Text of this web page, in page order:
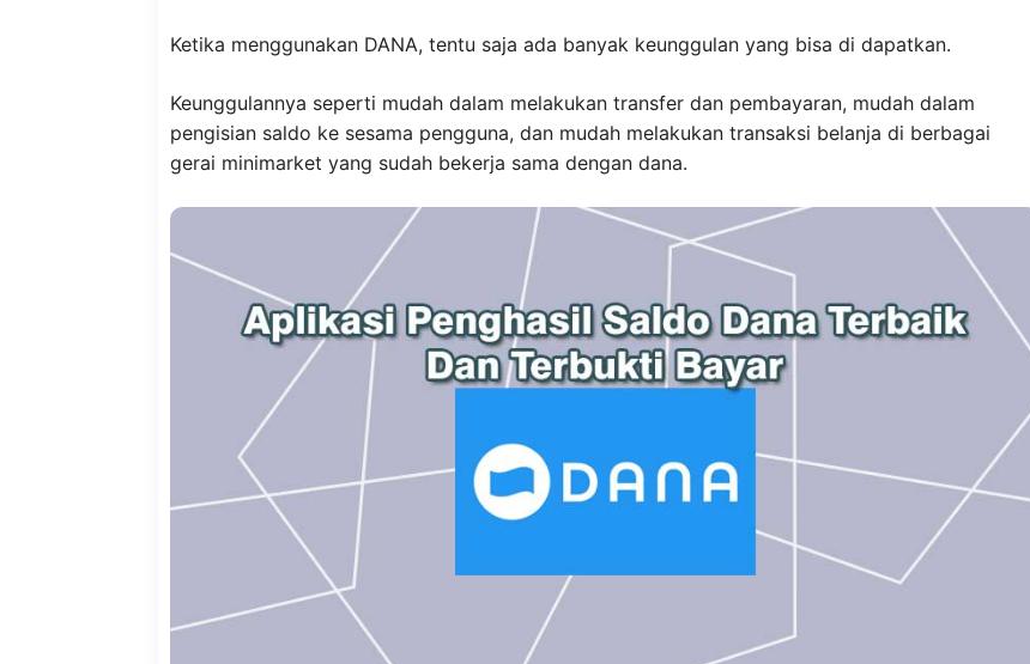
Ketika menggunakan DANA, tentu saja ada banyak keunggulan yang bisa di dapatkan.
Keunggulannya seperti mudah dalam melakukan transfer dan pembayaran, mudah dalam
pengisian saldo ke sesama pengguna, dan mudah melakukan transaksi belanja di berbagai
gerai minimarket yang sudah bekerja sama dengan dana.